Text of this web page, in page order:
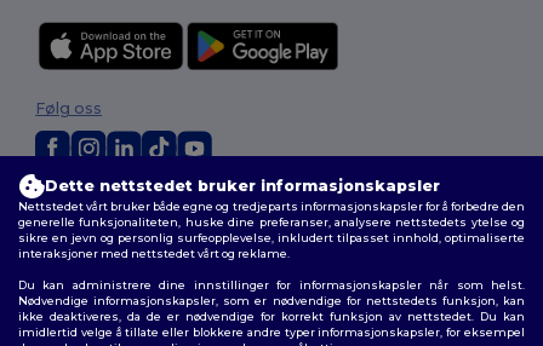
2026. Alle rettigheter forbeholdt
Generelle Vilkår|personvernerklæring|Retningslinjer for
informasjonskapsler|Nettstedsoversikt
Følg oss
Dette nettstedet bruker informasjonskapsler
Nettstedet vårt bruker både egne og tredjeparts informasjonskapsler for å forbedre den
generelle funksjonaliteten, huske dine preferanser, analysere nettstedets ytelse og
sikre en jevn og personlig surfeopplevelse, inkludert tilpasset innhold, optimaliserte
interaksjoner med nettstedet vårt og reklame.
Du kan administrere dine innstillinger for informasjonskapsler når som helst.
Nødvendige informasjonskapsler, som er nødvendige for nettstedets funksjon, kan
ikke deaktiveres, da de er nødvendige for korrekt funksjon av nettstedet. Du kan
imidlertid velge å tillate eller blokkere andre typer informasjonskapsler, for eksempel